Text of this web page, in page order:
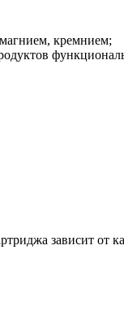
кремнием;
зависит от